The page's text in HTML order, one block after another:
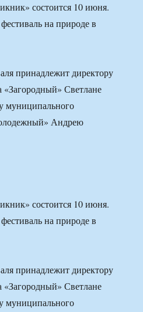
состоится 10 июня.
на природе в
принадлежит директору
«Загородный» Светлане
муниципального
Андрею
состоится 10 июня.
на природе в
принадлежит директору
«Загородный» Светлане
муниципального